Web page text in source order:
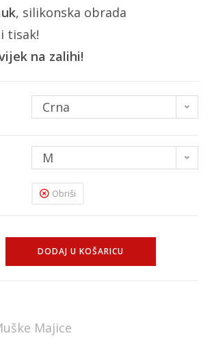
, silikonska obrada
tisak!
na zalihi!
Crna
M
Obriši
DODAJ U KOŠARICU
Majice